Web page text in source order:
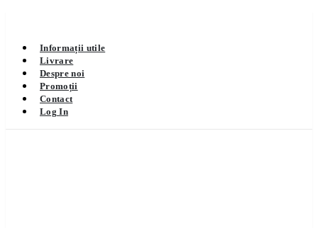
Informații utile
Livrare
Despre noi
Promoții
Contact
Log In